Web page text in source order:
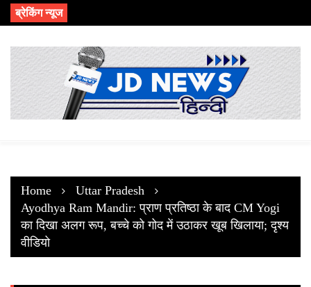
Skip
to
ब्रेकिंग न्यूज
Home
Uttar Pradesh
Ayodhya Ram Mandir: प्राण प्रतिष्ठा के बाद CM Yogi
का दिखा अलग रूप, बच्चे को गोद में उठाकर खूब खिलाया; दृश्य
वीडियो